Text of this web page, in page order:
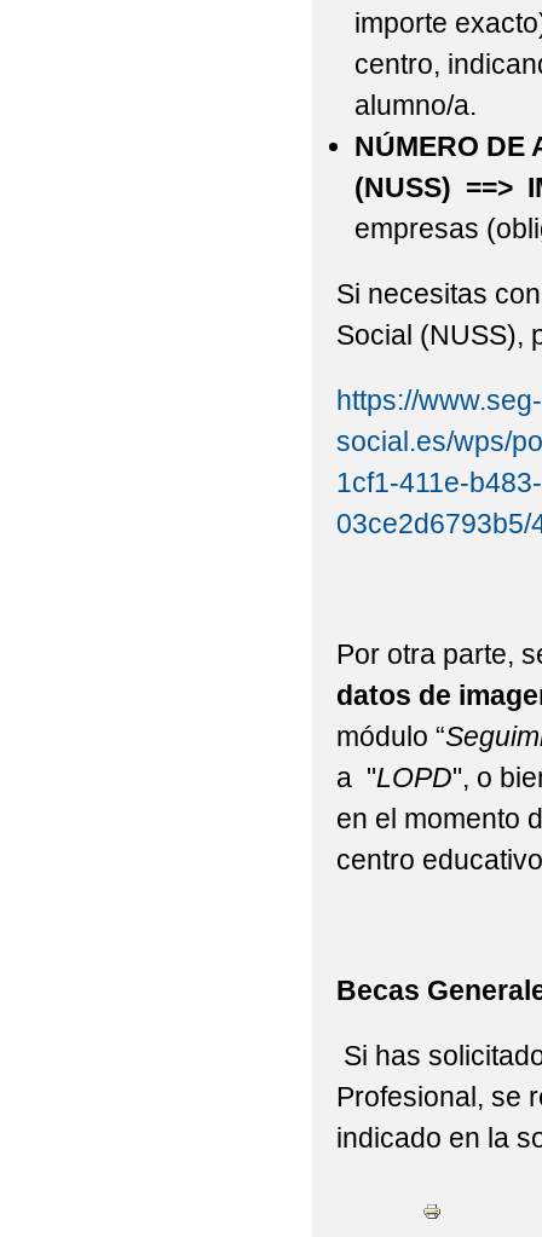
importe
centro,
alumno/a.
NÚMERO DE
(NUSS) ==>
empresas
Si necesitas
Social (NUSS),
https://www.seg-
social.es/wps/
1cf1-411e-
Por otra parte,
datos de
módulo “
a "LOPD", o
en el momento
centro
Becas
Si has
Profesional, se
indicado en la